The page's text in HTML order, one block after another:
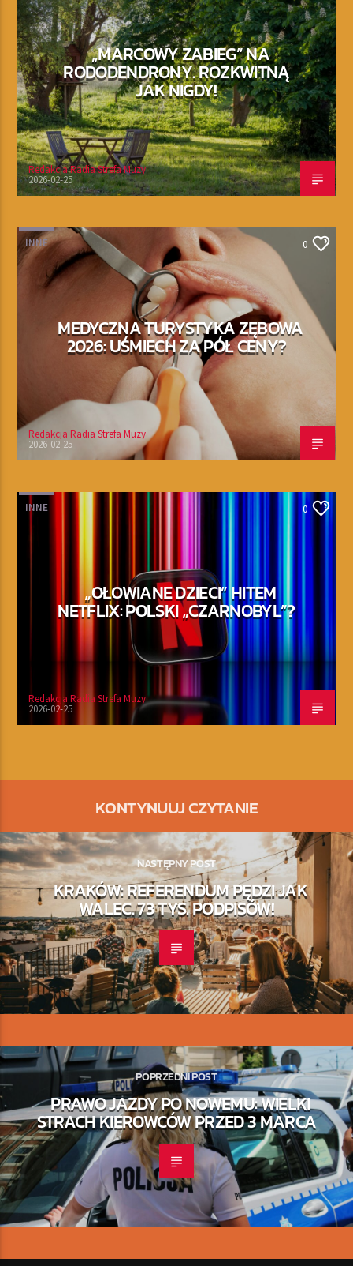
„MARCOWY ZABIEG” NA
RODODENDRONY. ROZKWITNĄ
JAK NIGDY!
Redakcja Radia Strefa Muzy
2026-02-25
INNE 0
MEDYCZNA TURYSTYKA ZĘBOWA
2026: UŚMIECH ZA PÓŁ CENY?
Redakcja Radia Strefa Muzy
2026-02-25
INNE 0
„OŁOWIANE DZIECI” HITEM
NETFLIX: POLSKI „CZARNOBYL”?
Redakcja Radia Strefa Muzy
2026-02-25
KONTYNUUJ CZYTANIE
NASTĘPNY POST
KRAKÓW: REFERENDUM PĘDZI JAK
WALEC. 73 TYS. PODPISÓW!
POPRZEDNI POST
PRAWO JAZDY PO NOWEMU: WIELKI
STRACH KIEROWCÓW PRZED 3 MARCA